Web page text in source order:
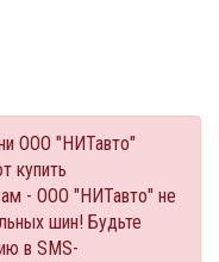
ООО "НИТавто"
купить
- ООО "НИТавто" не
шин! Будьте
в SMS-